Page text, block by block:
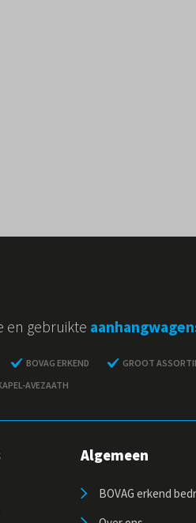
en gebruikte
BOVAG ERKEND
GROOT
AVEZAATH
Algemeen
BOVAG erkend